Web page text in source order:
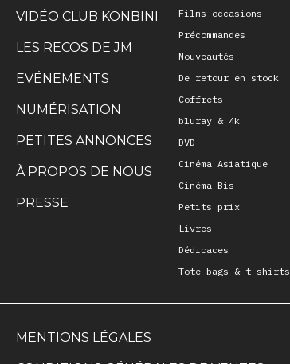
Films occasions
Précommandes
Nouveautés
De retour en stock
Coffrets
bluray & 4k
DVD
Cinéma Asiatique
Cinéma Bis
Petits prix
Livres
Dédicaces
Tote bags & t-shirts
VIDÉO CLUB KONBINI
LES RECOS DE JM
EVÉNEMENTS
NUMÉRISATION
PETITES ANNONCES
À PROPOS DE NOUS
PRESSE
MENTIONS LÉGALES